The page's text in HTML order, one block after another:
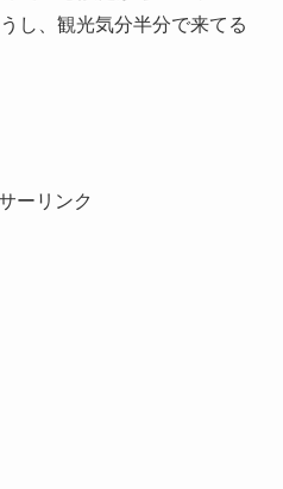
し、観光気分半分で来てる
ーリンク